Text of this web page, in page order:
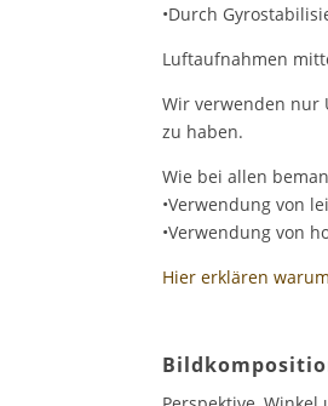
•Durch
Luftaufnahmen
Wir verwenden nur
zu haben.
Wie bei allen
•Verwendung von
•Verwendung von
Hier erklären